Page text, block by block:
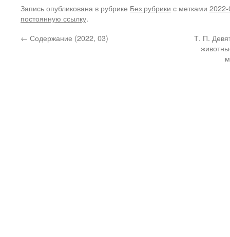
Запись опубликована в рубрике Без рубрики с метками
постоянную ссылку.
← Содержание (2022, 03)
Т. П.